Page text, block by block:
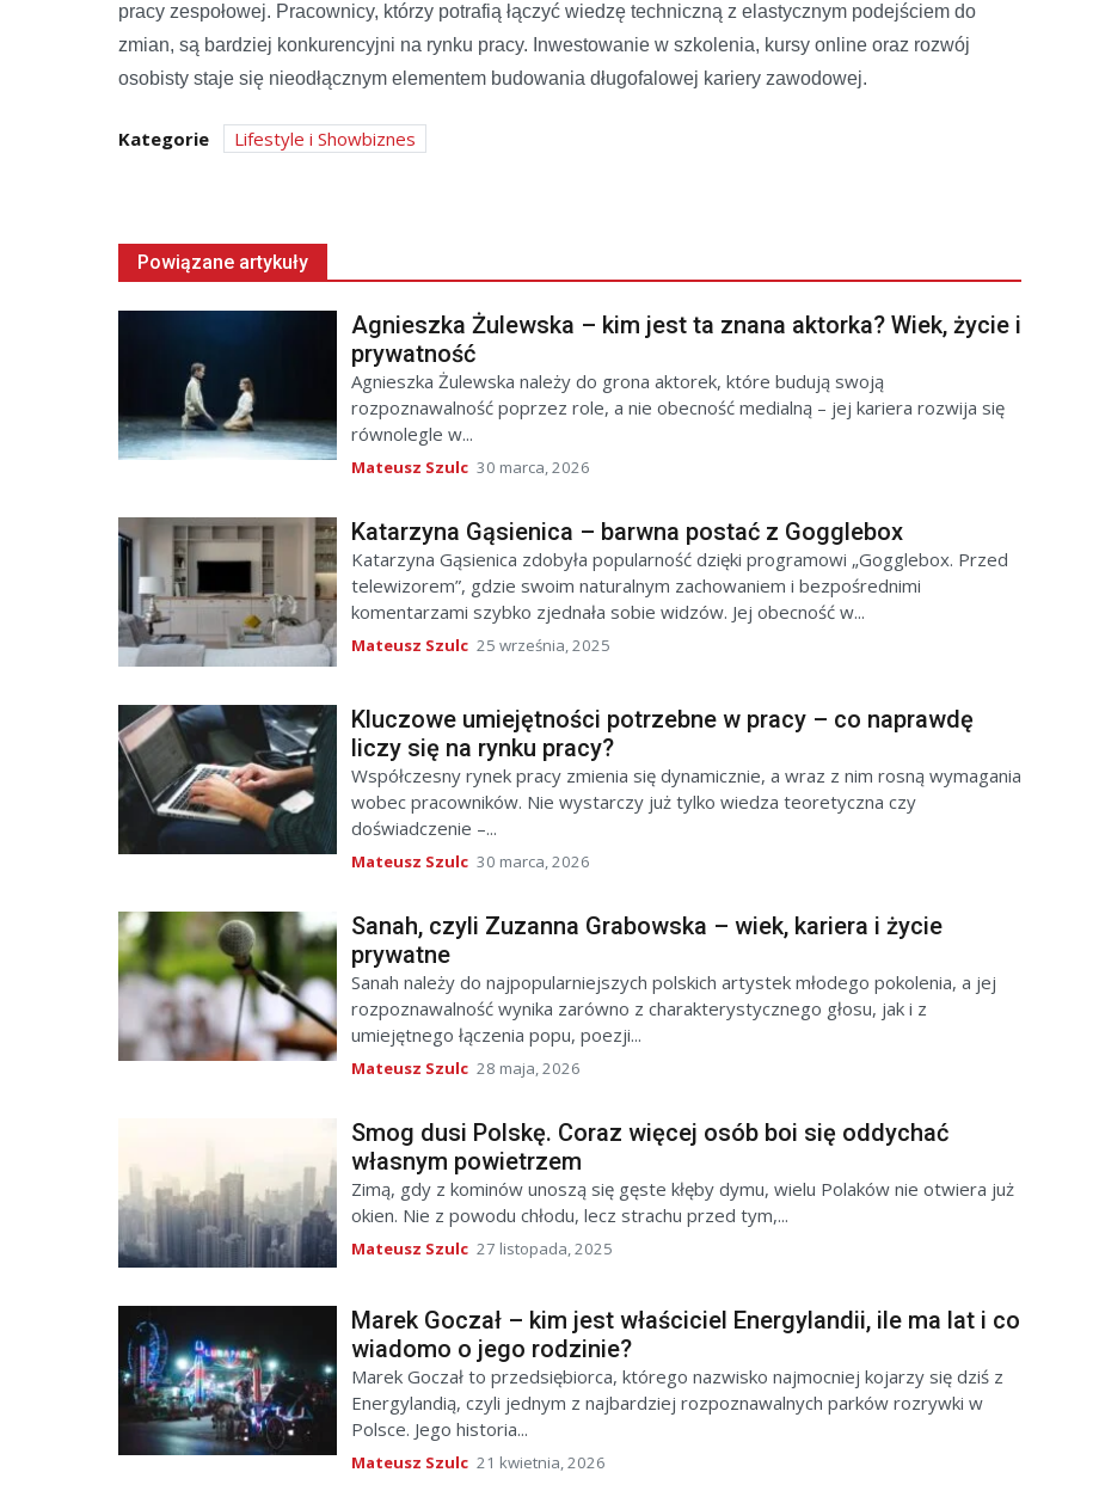
pracy zespołowej. Pracownicy, którzy potrafią łączyć wiedzę techniczną z elastycznym podejściem do
zmian, są bardziej konkurencyjni na rynku pracy. Inwestowanie w szkolenia, kursy online oraz rozwój
osobisty staje się nieodłącznym elementem budowania długofalowej kariery zawodowej.
Kategorie Lifestyle i Showbiznes
Powiązane artykuły
Agnieszka Żulewska – kim jest ta znana aktorka? Wiek, życie i
prywatność
Agnieszka Żulewska należy do grona aktorek, które budują swoją
rozpoznawalność poprzez role, a nie obecność medialną – jej kariera rozwija się
równolegle w...
Mateusz Szulc 30 marca, 2026
Katarzyna Gąsienica – barwna postać z Gogglebox
Katarzyna Gąsienica zdobyła popularność dzięki programowi „Gogglebox. Przed
telewizorem”, gdzie swoim naturalnym zachowaniem i bezpośrednimi
komentarzami szybko zjednała sobie widzów. Jej obecność w...
Mateusz Szulc 25 września, 2025
Kluczowe umiejętności potrzebne w pracy – co naprawdę
liczy się na rynku pracy?
Współczesny rynek pracy zmienia się dynamicznie, a wraz z nim rosną wymagania
wobec pracowników. Nie wystarczy już tylko wiedza teoretyczna czy
doświadczenie –...
Mateusz Szulc 30 marca, 2026
Sanah, czyli Zuzanna Grabowska – wiek, kariera i życie
prywatne
Sanah należy do najpopularniejszych polskich artystek młodego pokolenia, a jej
rozpoznawalność wynika zarówno z charakterystycznego głosu, jak i z
umiejętnego łączenia popu, poezji...
Mateusz Szulc 28 maja, 2026
Smog dusi Polskę. Coraz więcej osób boi się oddychać
własnym powietrzem
Zimą, gdy z kominów unoszą się gęste kłęby dymu, wielu Polaków nie otwiera już
okien. Nie z powodu chłodu, lecz strachu przed tym,...
Mateusz Szulc 27 listopada, 2025
Marek Goczał – kim jest właściciel Energylandii, ile ma lat i co
wiadomo o jego rodzinie?
Marek Goczał to przedsiębiorca, którego nazwisko najmocniej kojarzy się dziś z
Energylandią, czyli jednym z najbardziej rozpoznawalnych parków rozrywki w
Polsce. Jego historia...
Mateusz Szulc 21 kwietnia, 2026